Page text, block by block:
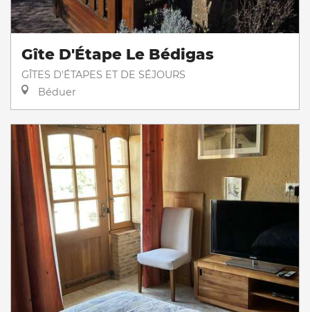
Gîte D'Étape Le Bédigas
GÎTES D'ÉTAPES ET DE SÉJOURS
Béduer